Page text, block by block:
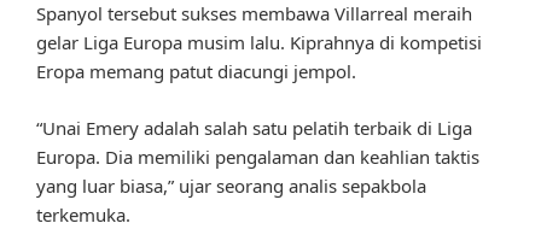
Spanyol tersebut sukses membawa Villarreal meraih
gelar Liga Europa musim lalu. Kiprahnya di kompetisi
Eropa memang patut diacungi jempol.
“Unai Emery adalah salah satu pelatih terbaik di Liga
Europa. Dia memiliki pengalaman dan keahlian taktis
yang luar biasa,” ujar seorang analis sepakbola
terkemuka.